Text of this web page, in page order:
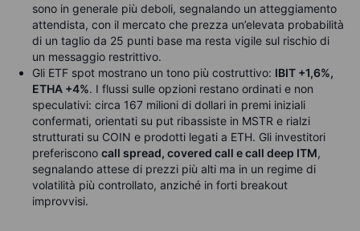
sono in generale più deboli, segnalando un atteggiamento
attendista, con il mercato che prezza un’elevata probabilità
di un taglio da 25 punti base ma resta vigile sul rischio di
un messaggio restrittivo.
Gli ETF spot mostrano un tono più costruttivo: IBIT +1,6%,
ETHA +4%. I flussi sulle opzioni restano ordinati e non
speculativi: circa 167 milioni di dollari in premi iniziali
confermati, orientati su put ribassiste in MSTR e rialzi
strutturati su COIN e prodotti legati a ETH. Gli investitori
preferiscono call spread, covered call e call deep ITM,
segnalando attese di prezzi più alti ma in un regime di
volatilità più controllato, anziché in forti breakout
improvvisi.